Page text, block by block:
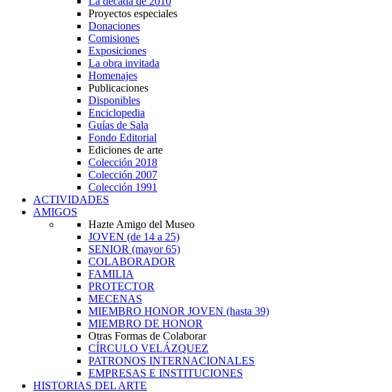
Proyectos especiales
Donaciones
Comisiones
Exposiciones
La obra invitada
Homenajes
Publicaciones
Disponibles
Enciclopedia
Guías de Sala
Fondo Editorial
Ediciones de arte
Colección 2018
Colección 2007
Colección 1991
ACTIVIDADES
AMIGOS
Hazte Amigo del Museo
JOVEN (de 14 a 25)
SENIOR (mayor 65)
COLABORADOR
FAMILIA
PROTECTOR
MECENAS
MIEMBRO HONOR JOVEN (hasta 39)
MIEMBRO DE HONOR
Otras Formas de Colaborar
CÍRCULO VELÁZQUEZ
PATRONOS INTERNACIONALES
EMPRESAS E INSTITUCIONES
HISTORIAS DEL ARTE